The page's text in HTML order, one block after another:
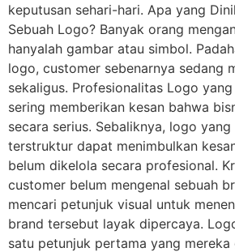
keputusan sehari-hari. Apa yang
Sebuah Logo? Banyak orang
hanyalah gambar atau simbol.
logo, customer sebenarnya sedang
sekaligus. Profesionalitas Logo
sering memberikan kesan bahwa
secara serius. Sebaliknya, logo
terstruktur dapat menimbulkan
belum dikelola secara profesional.
customer belum mengenal sebuah
mencari petunjuk visual untuk
brand tersebut layak dipercaya.
satu petunjuk pertama yang mereka